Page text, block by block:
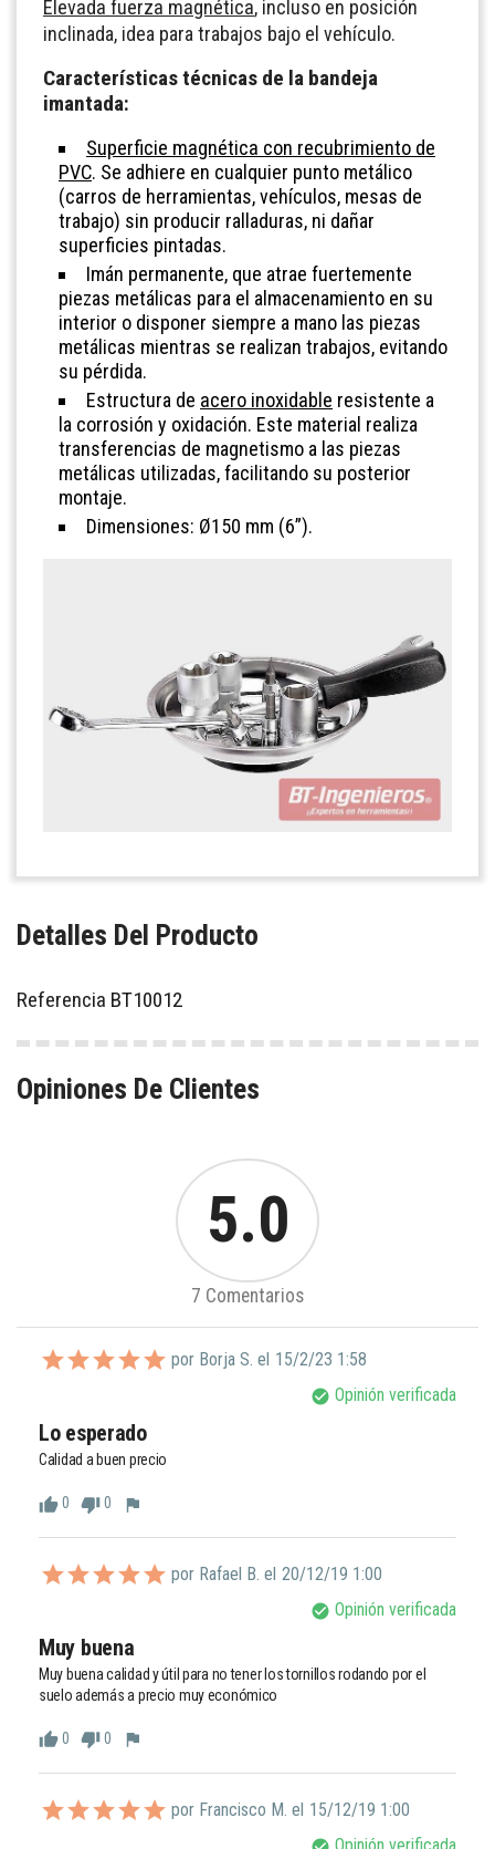
Elevada fuerza magnética, incluso en posición
inclinada, idea para trabajos bajo el vehículo.
Características técnicas de la bandeja
imantada:
Superficie magnética con recubrimiento de
PVC. Se adhiere en cualquier punto metálico
(carros de herramientas, vehículos, mesas de
trabajo) sin producir ralladuras, ni dañar
superficies pintadas.
Imán permanente, que atrae fuertemente
piezas metálicas para el almacenamiento en su
interior o disponer siempre a mano las piezas
metálicas mientras se realizan trabajos, evitando
su pérdida.
Estructura de acero inoxidable resistente a
la corrosión y oxidación. Este material realiza
transferencias de magnetismo a las piezas
metálicas utilizadas, facilitando su posterior
montaje.
Dimensiones: Ø150 mm (6”).
Detalles Del Producto
Referencia BT10012
Opiniones De Clientes
5.0
7 Comentarios
por Borja S. el 15/2/23 1:58
check_circle Opinión verificada
Lo esperado
Calidad a buen precio
thumb_up0 thumb_down0 flag
por Rafael B. el 20/12/19 1:00
check_circle Opinión verificada
Muy buena
Muy buena calidad y útil para no tener los tornillos rodando por el
thumb_up0 thumb_down0 flag
por Francisco M. el 15/12/19 1:00